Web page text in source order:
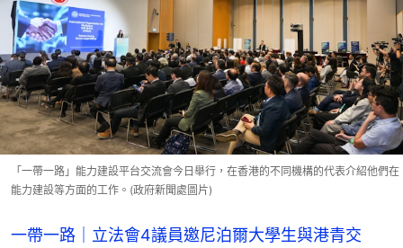
「一帶一路」能力建設平台交流會今日舉行，在香港的不同機構的代表介紹他們在
能力建設等方面的工作。(政府新聞處圖片)
一帶一路｜立法會4議員邀尼泊爾大學生與港青交